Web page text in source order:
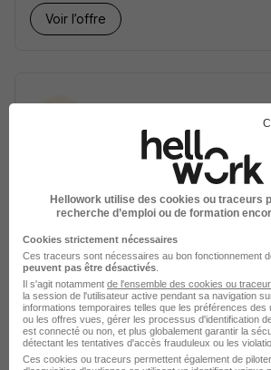
Voir l’offre
Créez une alerte
Soyez alerté des nouvelles offres
recherche dès leur parution.
Créer mon alerte
En cliquant sur "Créer mon alerte",
CGUet déclarez avoir pris
politique de protection des données
hellowork.com.
Hellowork utilise des cookies ou traceurs
recherche d’emploi ou de formation
Cookies strictement nécessaires
Ces traceurs sont nécessaires au bon fonctionnement
peuvent pas être désactivés
Il s'agit notamment de l'ensemble des cookies ou
la session de l'utilisateur active pendant sa navigation
informations temporaires telles que les préférences des
ou les offres vues, gérer les processus d'identification
est connecté ou non, et plus globalement garantir la
détectant les tentatives d'accès frauduleux ou les
Ces cookies ou traceurs permettent également de